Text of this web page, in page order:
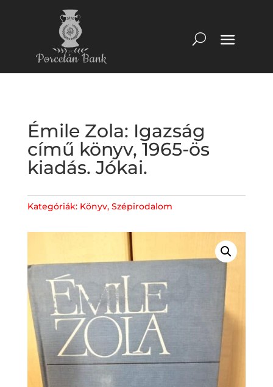
Émile Zola: Igazság
című könyv, 1965-ös
kiadás. Jókai.
Kategóriák: Könyv, Szépirodalom